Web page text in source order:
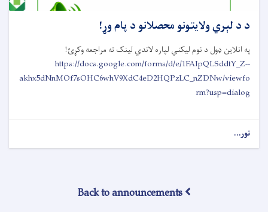
د د لېري ولایتونو محصلانو د پام وړ!
په انلاین ډول د نوم لیکني لپاره لاندي لینک ته مراجعه وکړئ!
https://docs.google.com/forms/d/e/1FAIpQLSddtY_Z--
akhx5dNnMOf7sOHC6whV9XdC4eD2HQPzLC_nZDNw/viewfo
rm?usp=dialog
نور...
Back to announcements